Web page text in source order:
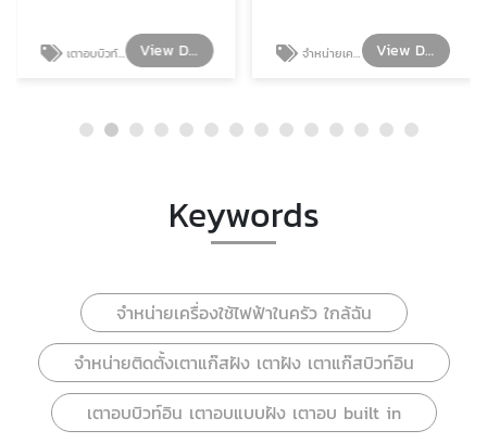
เตาอบบิวท์อิน เตาอบแบบฝัง เตาอบ built in View Details จำหน่ายเครื่องชงกาแฟ SMEG View Details
Keywords
จำหน่ายเครื่องใช้ไฟฟ้าในครัว ใกล้ฉัน
จำหน่ายติดตั้งเตาแก๊สฝัง เตาฝัง เตาแก๊สบิวท์อิน
เตาอบบิวท์อิน เตาอบแบบฝัง เตาอบ built in